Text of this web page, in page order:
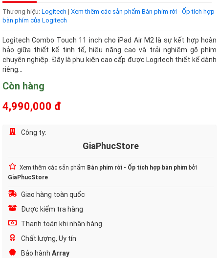
Thương hiệu: Logitech | Xem thêm các sản phẩm Bàn phím rời - Ốp tích hợp
bàn phím của Logitech
Logitech Combo Touch 11 inch cho iPad Air M2 là sự kết hợp hoàn
hảo giữa thiết kế tinh tế, hiệu năng cao và trải nghiệm gõ phím
chuyên nghiệp. Đây là phụ kiện cao cấp được Logitech thiết kế dành
riêng...
Còn hàng
4,990,000 đ
Công ty:
GiaPhucStore
Xem thêm các sản phẩm Bàn phím rời - Ốp tích hợp bàn phím bởi
GiaPhucStore
Giao hàng toàn quốc
Được kiểm tra hàng
Thanh toán khi nhận hàng
Chất lượng, Uy tín
Bảo hành Array